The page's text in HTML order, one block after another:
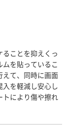
ことを抑えくっ
を貼っているこ
えて、同時に画面
入を軽減し安心し
トにより傷や擦れ